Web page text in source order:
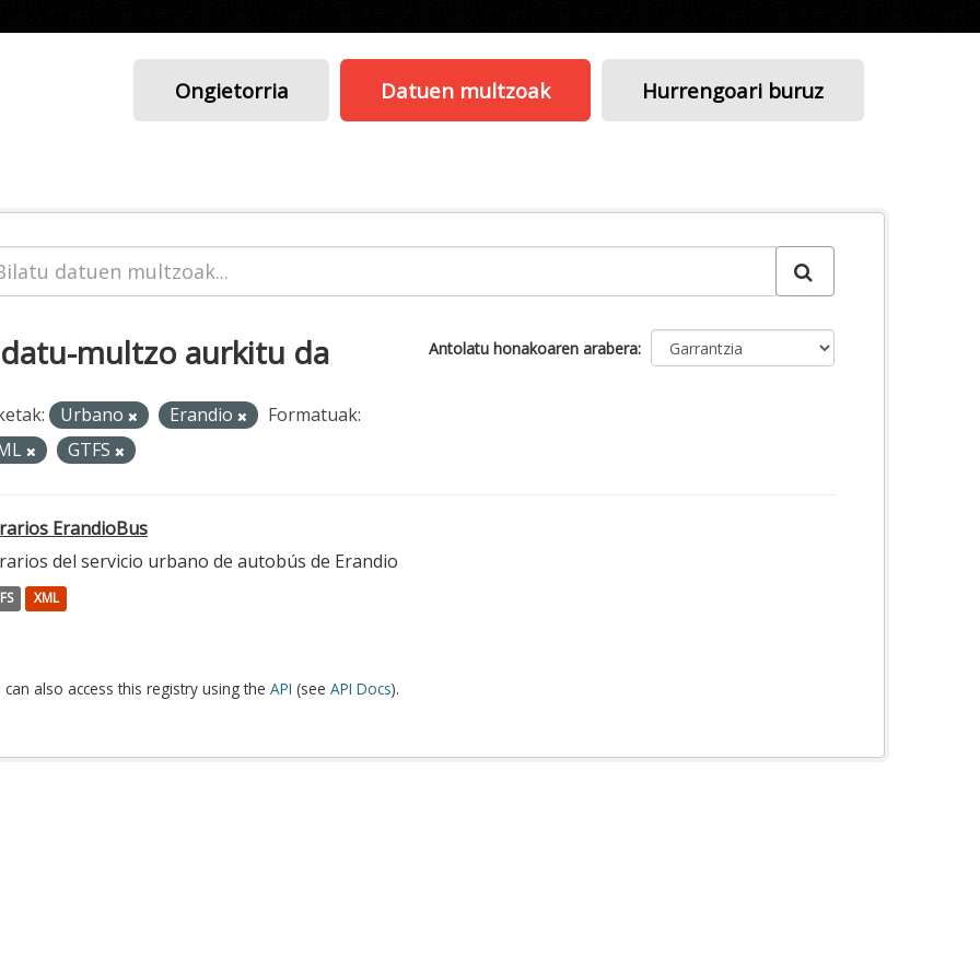
Ongietorria Datuen multzoak Hurrengoari buruz
Antolatu honakoaren arabera
multzo aurkitu da
Urbano Erandio
Formatuak:
GTFS
ErandioBus
del servicio urbano de autobús de Erandio
XML
can also access this registry using the API (see API Docs).